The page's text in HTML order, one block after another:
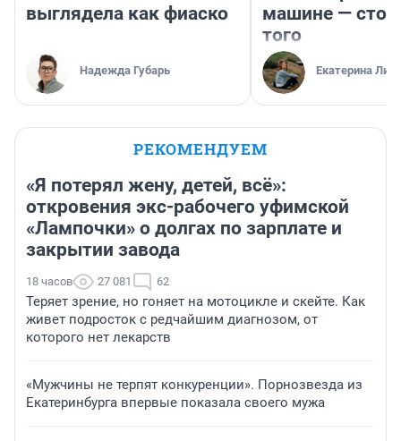
выглядела как фиаско
Надежда Губарь
машине —
того
Екатерина
РЕКОМЕНДУЕМ
«Я потерял жену, детей, всё»:
откровения экс-рабочего уфимской
«Лампочки» о долгах по зарплате и
закрытии завода
18 часов 27 081 62
Теряет зрение, но гоняет на мотоцикле и скейте. Как
живет подросток с редчайшим диагнозом, от
которого нет лекарств
«Мужчины не терпят конкуренции». Порнозвезда из
Екатеринбурга впервые показала своего мужа